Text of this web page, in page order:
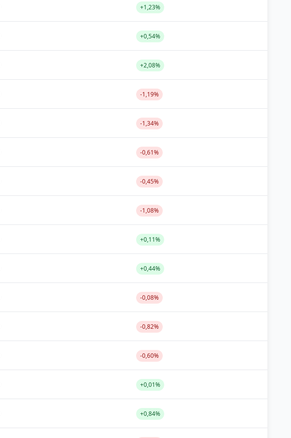
+1,23%
+0,54%
+2,08%
-1,19%
-1,34%
-0,61%
-0,45%
-1,08%
+0,11%
+0,44%
-0,08%
-0,82%
-0,60%
+0,01%
+0,84%